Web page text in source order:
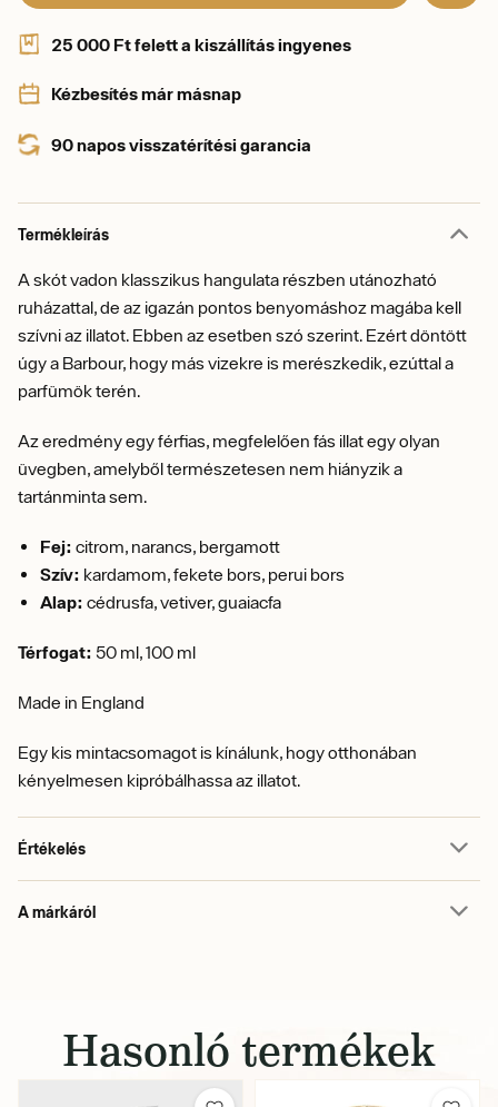
25 000 Ft felett a kiszállítás ingyenes
Kézbesítés már másnap
90 napos visszatérítési garancia
Termékleírás
A skót vadon klasszikus hangulata részben utánozható
ruházattal, de az igazán pontos benyomáshoz magába kell
szívni az illatot. Ebben az esetben szó szerint. Ezért döntött
úgy a Barbour, hogy más vizekre is merészkedik, ezúttal a
parfümök terén.
Az eredmény egy férfias, megfelelően fás illat egy olyan
üvegben, amelyből természetesen nem hiányzik a
tartánminta sem.
Fej: citrom, narancs, bergamott
Szív: kardamom, fekete bors, perui bors
Alap: cédrusfa, vetiver, guaiacfa
Térfogat: 50 ml, 100 ml
Made in England
Egy kis mintacsomagot is kínálunk, hogy otthonában
kényelmesen kipróbálhassa az illatot.
Értékelés
A márkáról
Hasonló termékek